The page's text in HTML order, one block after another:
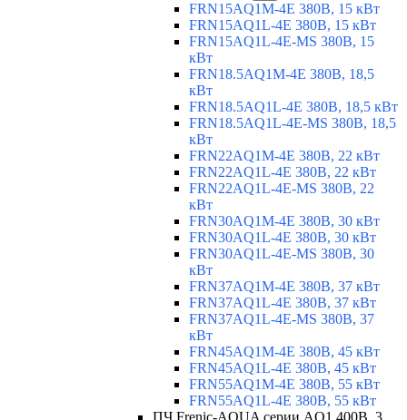
FRN15AQ1M-4E 380В, 15 кВт
FRN15AQ1L-4E 380В, 15 кВт
FRN15AQ1L-4E-MS 380В, 15
кВт
FRN18.5AQ1M-4E 380В, 18,5
кВт
FRN18.5AQ1L-4E 380В, 18,5 кВт
FRN18.5AQ1L-4E-MS 380В, 18,5
кВт
FRN22AQ1M-4E 380В, 22 кВт
FRN22AQ1L-4E 380В, 22 кВт
FRN22AQ1L-4E-MS 380В, 22
кВт
FRN30AQ1M-4E 380В, 30 кВт
FRN30AQ1L-4E 380В, 30 кВт
FRN30AQ1L-4E-MS 380В, 30
кВт
FRN37AQ1M-4E 380В, 37 кВт
FRN37AQ1L-4E 380В, 37 кВт
FRN37AQ1L-4E-MS 380В, 37
кВт
FRN45AQ1M-4E 380В, 45 кВт
FRN45AQ1L-4E 380В, 45 кВт
FRN55AQ1M-4E 380В, 55 кВт
FRN55AQ1L-4E 380В, 55 кВт